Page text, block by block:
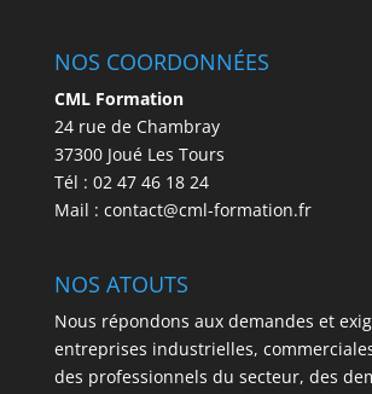
NOS COORDONNÉES
CML Formation
24 rue de Chambray
37300 Joué Les Tours
Tél : 02 47 46 18 24
Mail : contact@cml-formation.fr
NOS ATOUTS
Nous répondons aux demandes et
entreprises industrielles,
des professionnels du secteur, des